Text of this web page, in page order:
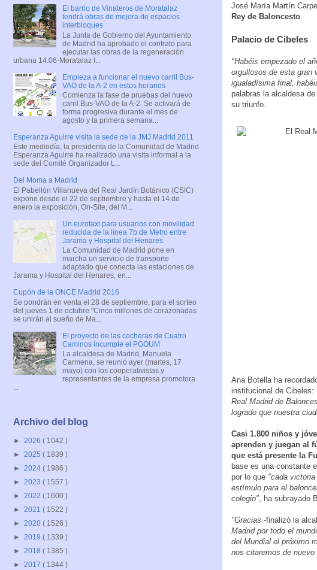
José María Martín
Rey de Baloncesto
Palacio de Cibeles
"Habéis empezado el
orgullosos de esta gran
igualadísima final,
palabras la alcaldesa
su triunfo.
Ana Botella ha
institucional de Cibeles:
Real Madrid de
logrado que nuestra
Casi 1.800 niños y
aprenden y juegan al
que está presente la
base es una constante
por lo que "cada
estímulo para el
colegio" , ha subrayado
"Gracias -finalizó la
Madrid por todo el
del Mundial el próximo
nos citaremos de nuevo
El barrio de Vinateros de Moratalaz
tendrá obras de mejora de espacios
interbloques
La Junta de Gobierno del Ayuntamiento
de Madrid ha aprobado el contrato para
ejecutar las obras de la regeneración
urbana 14.06-Moratalaz I...
Empieza a funcionar el nuevo carril Bus-
VAO de la A-2 en estos horarios
Comienza la fase de pruebas del nuevo
carril Bus-VAO de la A-2. Se activará de
forma progresiva durante el mes de
agosto y la primera semana...
Esperanza Aguirre visita la sede de la JMJ Madrid 2011
Este mediodía, la presidenta de la Comunidad de Madrid
Esperanza Aguirre ha realizado una visita informal a la
sede del Comité Organizador L...
Del Moma a Madrid
El Pabellón Villanueva del Real Jardín Botánico (CSIC)
expone desde el 22 de septiembre y hasta el 14 de
enero la exposición, On-Site, del M...
Un eurotaxi para usuarios con movilidad
reducida de la línea 7b de Metro entre
Jarama y Hospital del Henares
La Comunidad de Madrid pone en
marcha un servicio de transporte
adaptado que conecta las estaciones de
Jarama y Hospital del Henares, en...
Cupón de la ONCE Madrid 2016
Se pondrán en venta el 28 de septiembre, para el sorteo
del jueves 1 de octubre "Cinco millones de corazonadas
se unirán al sueño de Ma...
El proyecto de las cocheras de Cuatro
Caminos incumple el PGOUM
La alcaldesa de Madrid, Manuela
Carmena, se reunió ayer (martes, 17
mayo) con los cooperativistas y
representantes de la empresa promotora
...
Archivo del blog
► 2026 ( 1042 )
► 2025 ( 1839 )
► 2024 ( 1986 )
► 2023 ( 1557 )
► 2022 ( 1600 )
► 2021 ( 1522 )
► 2020 ( 1526 )
► 2019 ( 1339 )
► 2018 ( 1385 )
► 2017 ( 1344 )